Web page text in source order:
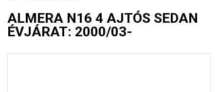
ALMERA N16 4 AJTÓS SEDAN
ÉVJÁRAT: 2000/03-